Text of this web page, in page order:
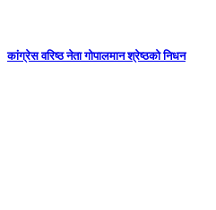
कांग्रेस वरिष्ठ नेता गोपालमान श्रेष्ठको निधन